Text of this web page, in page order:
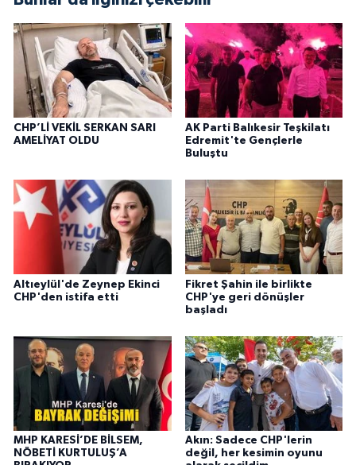
CHP’Lİ VEKİL SERKAN SARI
AMELİYAT OLDU
AK Parti Balıkesir Teşkilatı
Edremit'te Gençlerle
Buluştu
Altıeylül'de Zeynep Ekinci
CHP'den istifa etti
Fikret Şahin ile birlikte
CHP'ye geri dönüşler
başladı
MHP KARESİ’DE BİLSEM,
NÖBETİ KURTULUŞ’A
Akın: Sadece CHP'lerin
değil, her kesimin oyunu